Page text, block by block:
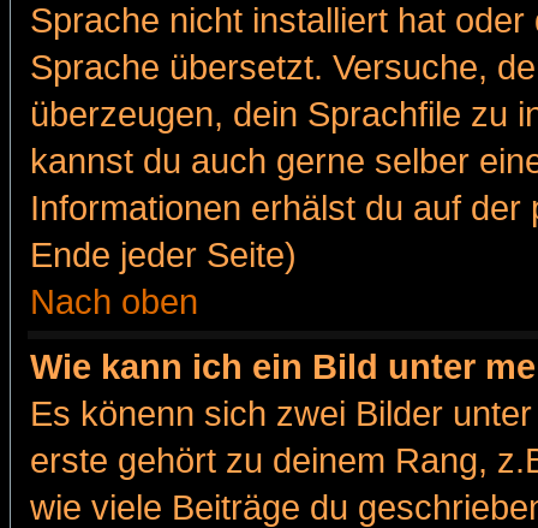
Sprache nicht installiert hat
Sprache übersetzt. Versuche,
überzeugen, dein Sprachfile zu
kannst du auch gerne selber
Informationen erhälst du auf
Ende jeder Seite)
Nach oben
Wie kann ich ein Bild unter
Es könenn sich zwei Bilder
erste gehört zu deinem Rang,
wie viele Beiträge du